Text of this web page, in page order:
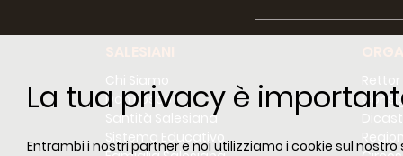
La tua privacy è
Entrambi i nostri partner e noi utilizziamo i cookie sul
laici,
Chi Siamo
Don Bosco
Santità Salesiana
Sistema Educativo
Regioni